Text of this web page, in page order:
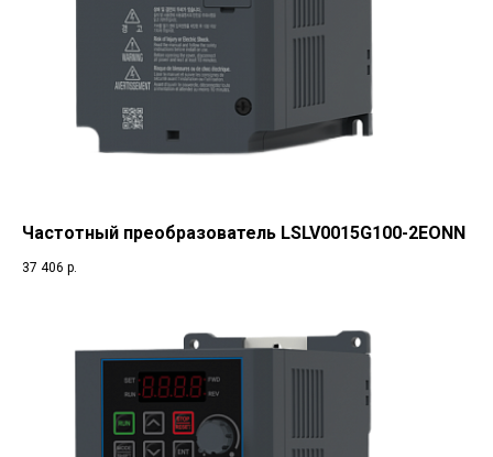
Частотный преобразователь LSLV0015G100-2EONN
37 406 р.